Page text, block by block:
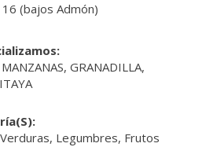
(bajos Admón)
MANZANAS, GRANADILLA,
Legumbres, Frutos